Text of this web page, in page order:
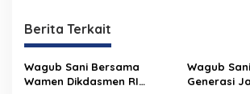
a
s
i
Berita Terkait
Wagub Sani Bersama
Wamen Dikdasmen RI
Wagub
Generasi